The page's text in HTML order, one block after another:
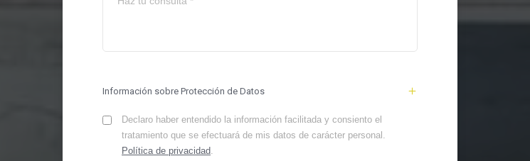
Información sobre Protección de Datos
Declaro haber entendido la información facilitada y consiento el
tratamiento que se efectuará de mis datos de carácter personal.
Política de privacidad.